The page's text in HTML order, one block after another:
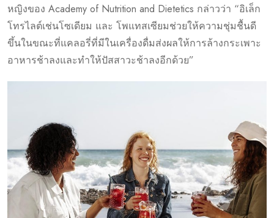
หญิงของ Academy of Nutrition and Dietetics กล่าวว่า “อิเล็ก
โทรไลต์เช่นโซเดียม และ โพแทสเซียมช่วยให้ความชุ่มชื้นดี
ขึ้นในขณะที่แคลอรี่ที่มีในเครื่องดื่มส่งผลให้การล้างกระเพาะ
อาหารช้าลงและทำให้ปัสสาวะช้าลงอีกด้วย”